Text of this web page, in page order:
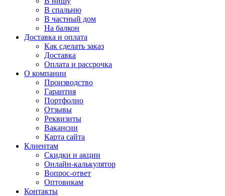
В спальню
В частный дом
На балкон
Доставка и оплата
Как сделать заказ
Доставка
Оплата и рассрочка
О компании
Производство
Гарантия
Портфолио
Отзывы
Реквизиты
Вакансии
Карта сайта
Клиентам
Скидки и акции
Онлайн-калькулятор
Вопрос-ответ
Оптовикам
Контакты